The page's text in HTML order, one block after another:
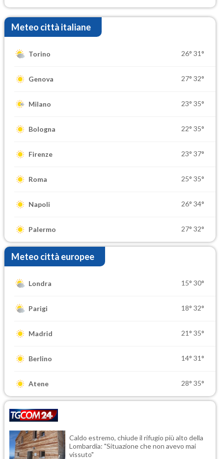
Meteo città italiane
Torino 26° 31°
Genova 27° 32°
Milano 23° 35°
Bologna 22° 35°
Firenze 23° 37°
Roma 25° 35°
Napoli 26° 34°
Palermo 27° 32°
Meteo città europee
Londra 15° 30°
Parigi 18° 32°
Madrid 21° 35°
Berlino 14° 31°
Atene 28° 35°
Caldo estremo, chiude il rifugio più alto della
Lombardia: "Situazione che non avevo mai
vissuto"